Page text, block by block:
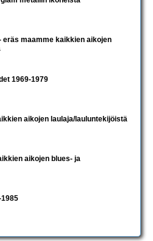
eräs maamme kaikkien aikojen
1969-1979
aikojen laulaja/lauluntekijöistä
aikojen blues- ja